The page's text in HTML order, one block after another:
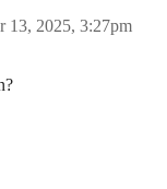
13, 2025, 3:27pm